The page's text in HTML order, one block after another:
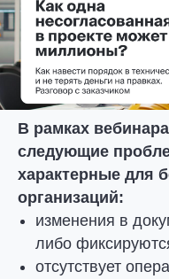
В рамках
следующие
характерные для
организаций:
изменения в
либо
отсутствует